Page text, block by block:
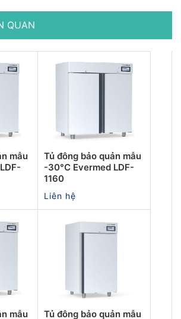
QUAN
mẫu
Tủ đông bảo quản mẫu
-30°C Evermed LDF-
1160
Liên hệ
mẫu
Tủ đông bảo quản mẫu